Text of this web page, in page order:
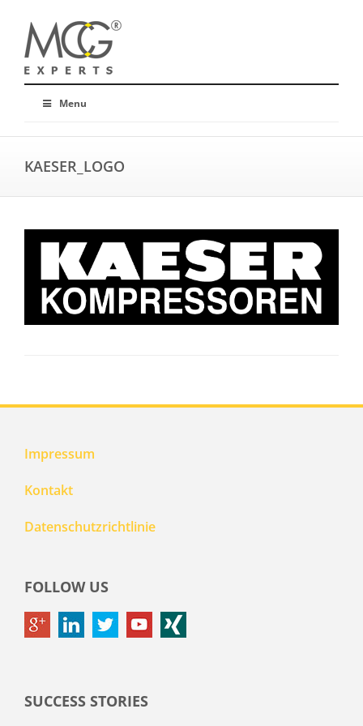
Menu
KAESER_LOGO
Impressum
Kontakt
Datenschutzrichtlinie
FOLLOW US
SUCCESS STORIES